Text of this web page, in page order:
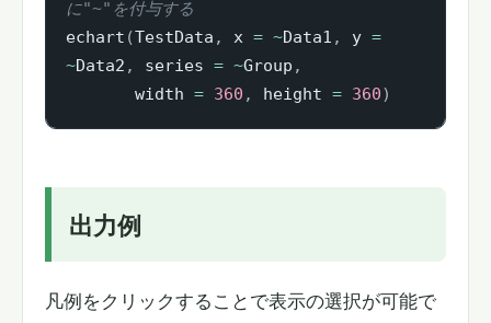
に"~"を付与する
echart (TestData , x = ~Data1 , y =
~Data2 , series = ~Group ,
       width
= 360 , height = 360)
出力例
凡例をクリックすることで表示の選択が可能で